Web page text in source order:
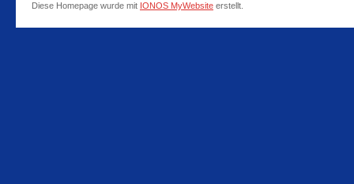
Diese Homepage wurde mit IONOS MyWebsite erstellt.